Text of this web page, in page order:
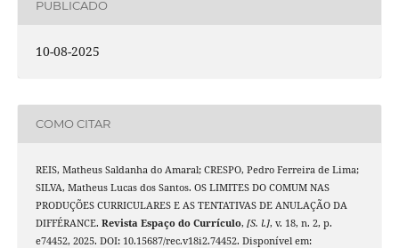
PUBLICADO
10-08-2025
COMO CITAR
REIS, Matheus Saldanha do Amaral; CRESPO, Pedro Ferreira de Lima;
SILVA, Matheus Lucas dos Santos. OS LIMITES DO COMUM NAS
PRODUÇÕES CURRICULARES E AS TENTATIVAS DE ANULAÇÃO DA
DIFFÉRANCE. Revista Espaço do Currículo, [S. l.], v. 18, n. 2, p.
e74452, 2025. DOI: 10.15687/rec.v18i2.74452. Disponível em: